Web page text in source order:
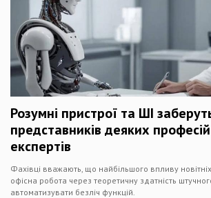
Розумні пристрої та ШІ
представників деяких
експертів
Фахівці вважають, що найбільшого впливу
офісна робота через теоретичну здатність
автоматизувати безліч функцій.